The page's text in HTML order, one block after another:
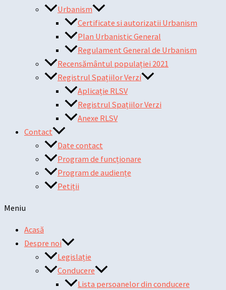
Urbanism
Certificate si autorizatii Urbanism
Plan Urbanistic General
Regulament General de Urbanism
Recensământul populației 2021
Registrul Spațiilor Verzi
Aplicație RLSV
Registrul Spațiilor Verzi
Anexe RLSV
Contact
Date contact
Program de funcționare
Program de audiențe
Petiții
Meniu
Acasă
Despre noi
Legislație
Conducere
Lista persoanelor din conducere